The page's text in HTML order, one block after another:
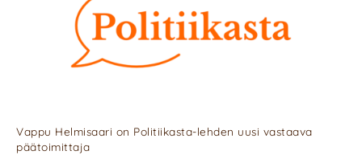
Vappu Helmisaari on Politiikasta-lehden uusi vastaava
päätoimittaja